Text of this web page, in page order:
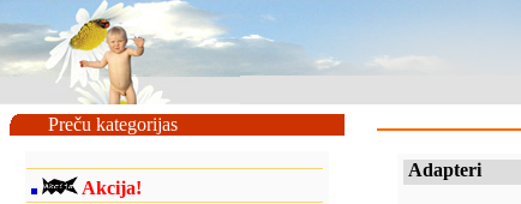
Preču kategorijas
Akcija!
Adapteri